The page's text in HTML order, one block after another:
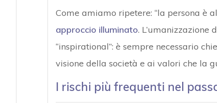
Come amiamo ripetere: “la persona è
approccio illuminato. L’umanizzazione
“inspirational”: è sempre necessario
visione della società e ai valori che la
I rischi più frequenti nel